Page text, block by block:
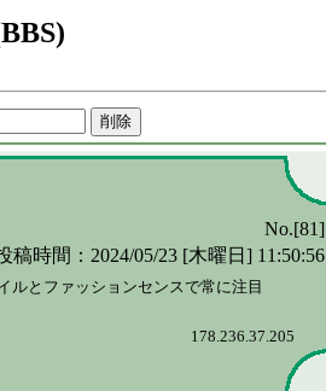
No.[81]
稿時間：2024/05/23 [木曜日] 11:50:56
ルとファッションセンスで常に注目
178.236.37.205